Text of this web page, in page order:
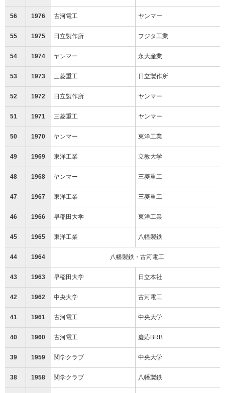
56 1976 古河電工 ヤンマー
55 1975 日立製作所 フジタ工業
54 1974 ヤンマー 永大産業
53 1973 三菱重工 日立製作所
52 1972 日立製作所 ヤンマー
51 1971 三菱重工 ヤンマー
50 1970 ヤンマー 東洋工業
49 1969 東洋工業 立教大学
48 1968 ヤンマー 三菱重工
47 1967 東洋工業 三菱重工
46 1966 早稲田大学 東洋工業
45 1965 東洋工業 八幡製鉄
44 1964 八幡製鉄・古河電工
43 1963 早稲田大学 日立本社
42 1962 中央大学 古河電工
41 1961 古河電工 中央大学
40 1960 古河電工 慶応BRB
39 1959 関学クラブ 中央大学
38 1958 関学クラブ 八幡製鉄